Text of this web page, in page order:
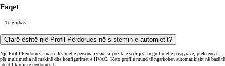
Po, në automjetet personale, sistemi mund të ngarkojë Profilin e Fundit të Ngarkuar (LLP) pa pasur nevojë për
autentifikim (për modelet e zgjedhura vetëm). Përdoruesit mund të ndryshojnë këtë cilësim në çdo moment dhe
Si e aktivizoj Shërbimin e Mençur?
Për të aktivizuar Shërbimet e Mençura, ju nevojitet të shkarkoni aplikacionin MyToyota dhe ta lidhni atë me
Çfarë është asistenti me zë?